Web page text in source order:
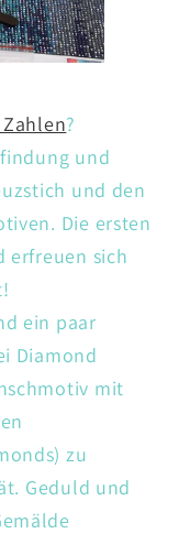
?
und
und den
Die ersten
erfreuen sich
ein paar
Diamond
mit
zu
Geduld und